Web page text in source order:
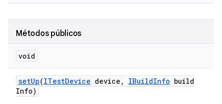
Métodos públicos
void
setUp(ITestDevice device , IBuildInfo build
Info)